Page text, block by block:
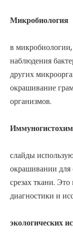
Микробиология
в
наблюдения
других
окрашивание
организмов.
слайды
окрашивании для
срезах ткани.
диагностики и
экологических